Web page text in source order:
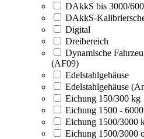
DAkkS bis 3000/
DAkkS-
Digital
Dreibereich
Dynamische
(AF09)
Edelstahlgehäuse
Edelstahlgehäuse
Eichung 150/300 kg
Eichung 1500 -
Eichung 1500/3000
Eichung 1500/3000